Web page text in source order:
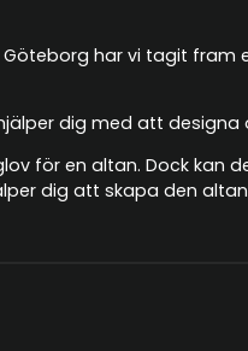
har vi tagit
dig med att
för en altan. Dock
dig att skapa den